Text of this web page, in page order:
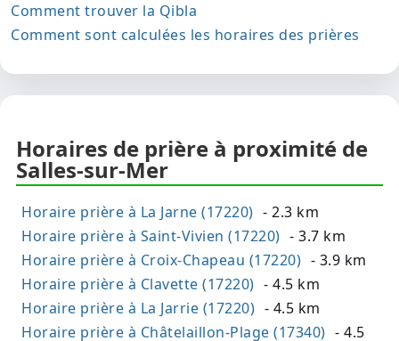
Comment trouver la Qibla
Comment sont calculées les horaires des prières
Horaires de prière à proximité de
Salles-sur-Mer
Horaire prière à La Jarne (17220) - 2.3 km
Horaire prière à Saint-Vivien (17220) - 3.7 km
Horaire prière à Croix-Chapeau (17220) - 3.9 km
Horaire prière à Clavette (17220) - 4.5 km
Horaire prière à La Jarrie (17220) - 4.5 km
Horaire prière à Châtelaillon-Plage (17340) - 4.5